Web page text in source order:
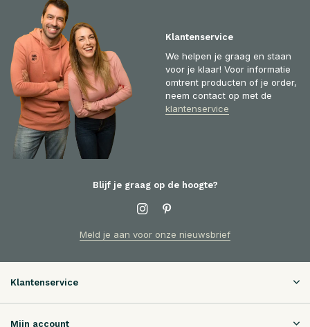
Klantenservice
We helpen je graag en staan
voor je klaar! Voor informatie
omtrent producten of je order,
neem contact op met de
klantenservice
Blijf je graag op de hoogte?
Meld je aan voor onze nieuwsbrief
Klantenservice
Mijn account